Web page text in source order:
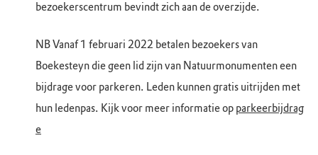
Dinsdag
10.00 - 17.00
Woensdag
10.00 - 17.00
bezoekerscentrum bevindt zich aan de overzijde.
NB Vanaf 1 februari 2022 betalen bezoekers van
Boekesteyn die geen lid zijn van Natuurmonumenten een
bijdrage voor parkeren. Leden kunnen gratis uitrijden met
hun ledenpas. Kijk voor meer informatie op parkeerbijdrag
e